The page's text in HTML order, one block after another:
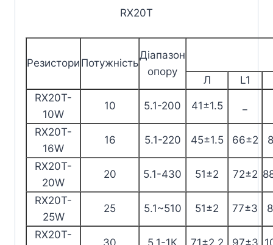
RX20T
Резистори Потужність
Діапазон
опору
Л
L1
RX20T-
10W
10 5.1-200 41±1.5
RX20T-
16W
16 5.1-220 45±1.5 66±2
RX20T-
20W
20 5.1-430 51±2 72±2
RX20T-
25W
25 5.1~510 51±2 77±3
RX20T-
30 5.1-1К 71±2.2 97±3